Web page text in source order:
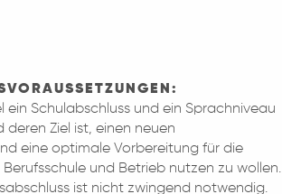
ein Schulabschluss und ein Sprachniveau
Ziel ist, einen neuen
eine optimale Vorbereitung für die
und Betrieb nutzen zu wollen.
ist nicht zwingend notwendig.